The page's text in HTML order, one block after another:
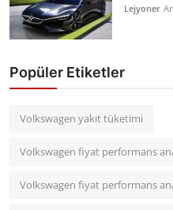
Lejyoner
Popüler Etiketler
Volkswagen yakıt tüketimi
Volkswagen fiyat performans
Volkswagen fiyat performans